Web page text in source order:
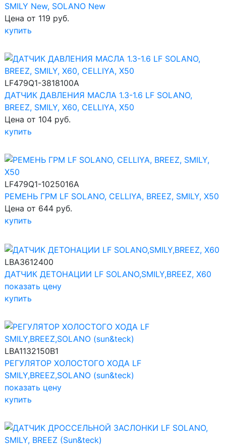
SMILY New, SOLANO New
Цена от 119 руб.
купить
LF479Q1-3818100A
ДАТЧИК ДАВЛЕНИЯ МАСЛА 1.3-1.6 LF SOLANO,
BREEZ, SMILY, X60, CELLIYA, X50
Цена от 104 руб.
купить
LF479Q1-1025016A
РЕМЕНЬ ГРМ LF SOLANO, CELLIYA, BREEZ, SMILY, X50
Цена от 644 руб.
купить
LBA3612400
ДАТЧИК ДЕТОНАЦИИ LF SOLANO,SMILY,BREEZ, X60
показать цену
купить
LBA1132150B1
РЕГУЛЯТОР ХОЛОСТОГО ХОДА LF
SMILY,BREEZ,SOLANO (sun&teck)
показать цену
купить